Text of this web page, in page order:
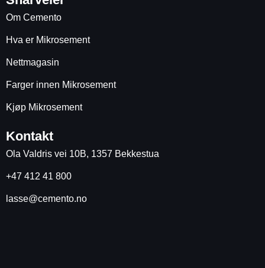
Om Cemento
Hva er Mikrosement
Nettmagasin
Farger innen Mikrosement
Kjøp Mikrosement
Kontakt
Ola Valdris vei 10B, 1357 Bekkestua
+47 412 41 800
lasse@cemento.no